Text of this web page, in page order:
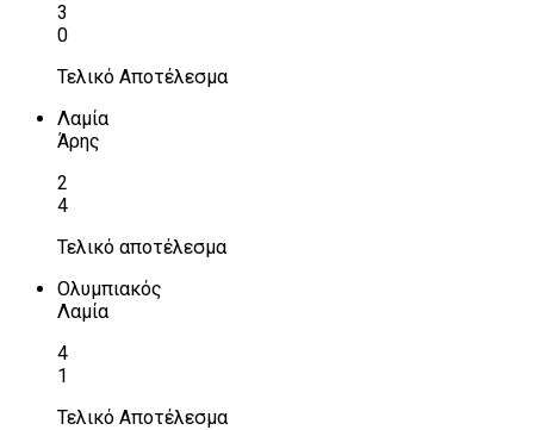
3
0
Τελικό Αποτέλεσμα
Λαμία
Άρης
2
4
Τελικό αποτέλεσμα
Ολυμπιακός
Λαμία
4
1
Τελικό Αποτέλεσμα